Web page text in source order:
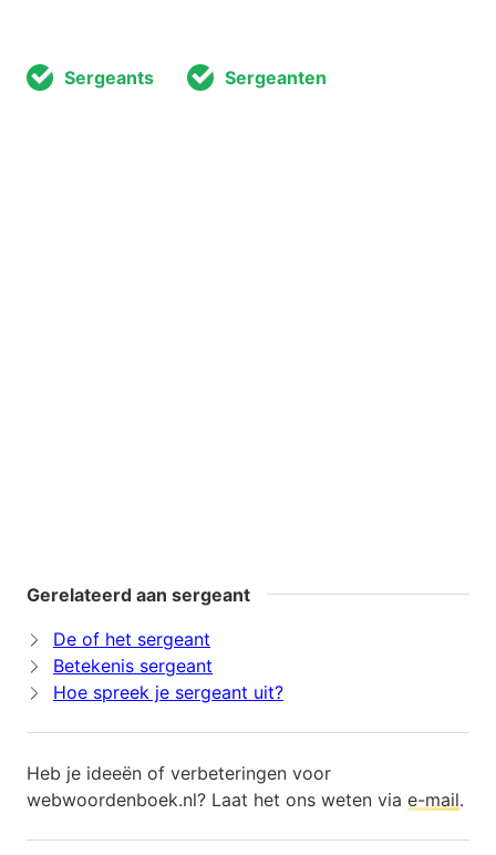
Sergeants Sergeanten
Gerelateerd aan sergeant
De of het sergeant
Betekenis sergeant
Hoe spreek je sergeant uit?
Heb je ideeën of verbeteringen voor
webwoordenboek.nl? Laat het ons weten via e-mail.